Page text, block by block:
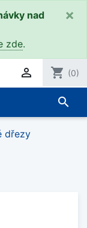
nad
zde.
×
 shopping_cart (0)
search
dřezy